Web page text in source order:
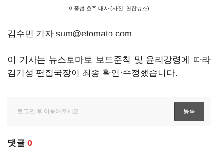
이종섭 호주 대사 (사진=연합뉴스)
김수민 기자 sum@etomato.com
이 기사는 뉴스토마토 보도준칙 및 윤리강령에 따라
김기성 편집국장이 최종 확인·수정했습니다.
댓글 0